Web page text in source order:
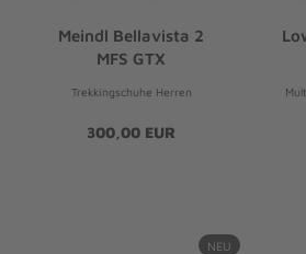
Meindl Bellavista 2
MFS GTX
Trekkingschuhe Herren
300,00 EUR
NEU